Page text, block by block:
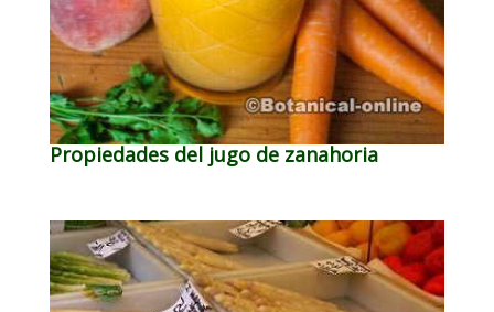
Propiedades del jugo de zanahoria